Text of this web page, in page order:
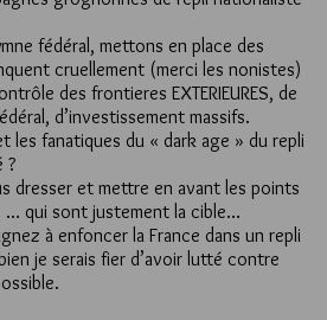
fédéral, mettons en place des
cruellement (merci les nonistes)
des frontieres EXTERIEURES, de
d’investissement massifs.
les fanatiques du « dark age » du repli
?
dresser et mettre en avant les points
qui sont justement la cible…
à enfoncer la France dans un repli
je serais fier d’avoir lutté contre